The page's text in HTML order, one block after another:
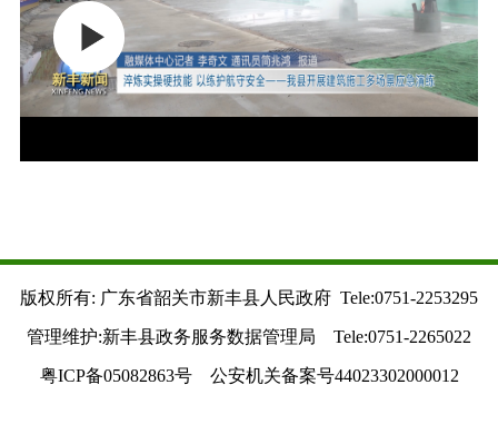
版权所有: 广东省韶关市新丰县人民政府 Tele:0751-2253295
管理维护:新丰县政务服务数据管理局 Tele:0751-2265022
粤ICP备05082863号 公安机关备案号44023302000012